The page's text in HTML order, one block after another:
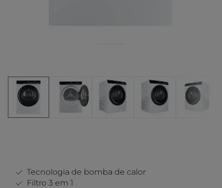
Tecnologia de bomba de calor
Filtro 3 em 1